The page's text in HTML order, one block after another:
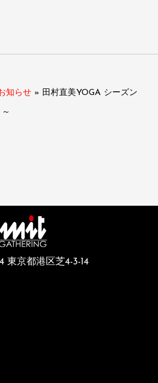
知らせ » 田村直美YOGA シーズン
東京都港区芝4-3-14